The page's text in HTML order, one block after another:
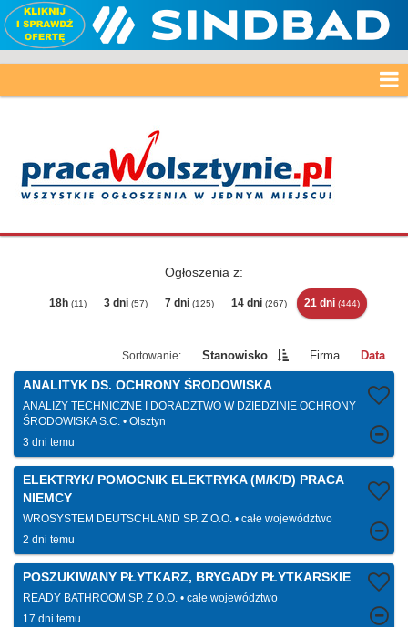
Ogłoszenia z:
18h (11) 3 dni (57) 7 dni (125) 14 dni (267) 21 dni (444)
Stanowisko Firma Data
ANALITYK DS. OCHRONY ŚRODOWISKA
ANALIZY TECHNICZNE I DORADZTWO W DZIEDZINIE OCHRONY
ŚRODOWISKA S.C.
Olsztyn
3 dni temu
ELEKTRYK/ POMOCNIK ELEKTRYKA (M/K/D) PRACA
NIEMCY
WROSYSTEM DEUTSCHLAND SP. Z O.O.
całe województwo
2 dni temu
POSZUKIWANY PŁYTKARZ, BRYGADY PŁYTKARSKIE
READY BATHROOM SP. Z O.O.
całe województwo
17 dni temu